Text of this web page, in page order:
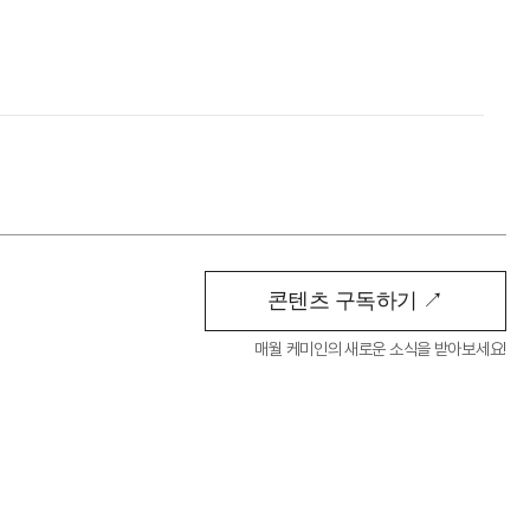
콘텐츠 구독하기 ↗︎
매월 케미인의 새로운 소식을 받아보세요!